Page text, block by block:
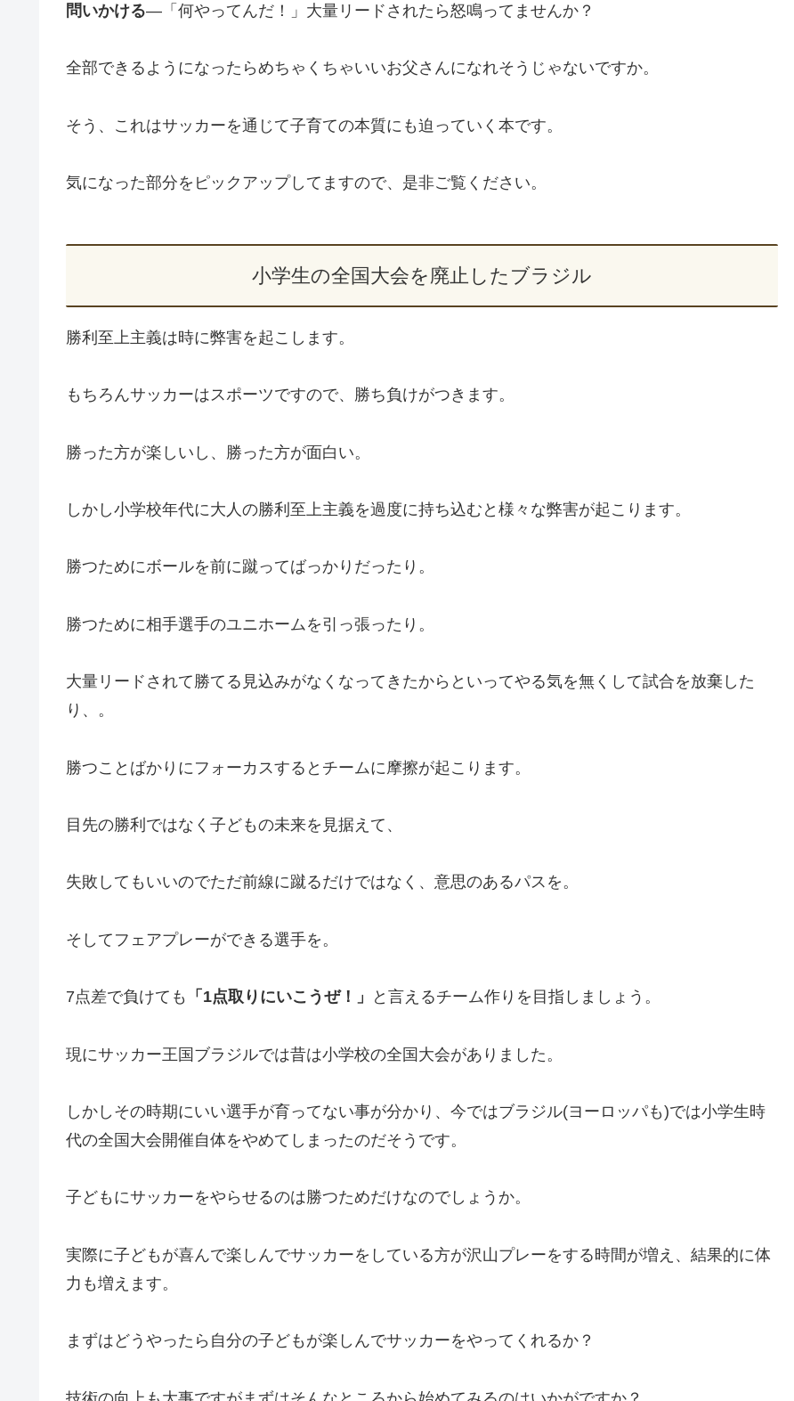
問いかける―「何やってんだ！」大量リードされたら怒鳴ってませんか？
全部できるようになったらめちゃくちゃいいお父さんになれそうじゃないですか。
そう、これはサッカーを通じて子育ての本質にも迫っていく本です。
気になった部分をピックアップしてますので、是非ご覧ください。
小学生の全国大会を廃止したブラジル
勝利至上主義は時に弊害を起こします。
もちろんサッカーはスポーツですので、勝ち負けがつきます。
勝った方が楽しいし、勝った方が面白い。
しかし小学校年代に大人の勝利至上主義を過度に持ち込むと様々な弊害が起こります。
勝つためにボールを前に蹴ってばっかりだったり。
勝つために相手選手のユニホームを引っ張ったり。
大量リードされて勝てる見込みがなくなってきたからといってやる気を無くして試合を放棄した
り、。
勝つことばかりにフォーカスするとチームに摩擦が起こります。
目先の勝利ではなく子どもの未来を見据えて、
失敗してもいいのでただ前線に蹴るだけではなく、意思のあるパスを。
そしてフェアプレーができる選手を。
7点差で負けても 「1点取りにいこうぜ！」 と言えるチーム作りを目指しましょう。
現にサッカー王国ブラジルでは昔は小学校の全国大会がありました。
しかしその時期にいい選手が育ってない事が分かり、今ではブラジル(ヨーロッパも)では小学生時
代の全国大会開催自体をやめてしまったのだそうです。
子どもにサッカーをやらせるのは勝つためだけなのでしょうか。
実際に子どもが喜んで楽しんでサッカーをしている方が沢山プレーをする時間が増え、結果的に体
力も増えます。
まずはどうやったら自分の子どもが楽しんでサッカーをやってくれるか？